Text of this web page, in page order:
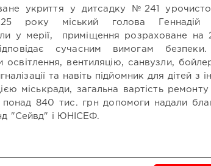
укриття у дитсадку №241
року міський голова Геннадій
у мерії, приміщення розраховане на
сучасним вимогам
освітлення, вентиляцію, санвузли,
та навіть підйомник для дітей з
міськради, загальна вартість
840 тис. грн допомоги надали
"Сейвд" і ЮНІСЕФ.